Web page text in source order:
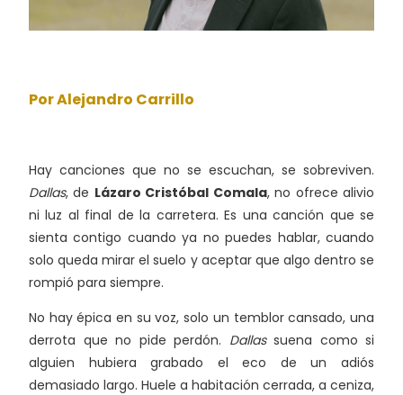
Por Alejandro Carrillo
Hay canciones que no se escuchan, se sobreviven.
Dallas, de Lázaro Cristóbal Comala, no ofrece alivio
ni luz al final de la carretera. Es una canción que se
sienta contigo cuando ya no puedes hablar, cuando
solo queda mirar el suelo y aceptar que algo dentro se
rompió para siempre.
No hay épica en su voz, solo un temblor cansado, una
derrota que no pide perdón. Dallassuena como si
alguien hubiera grabado el eco de un adiós
demasiado largo. Huele a habitación cerrada, a ceniza,